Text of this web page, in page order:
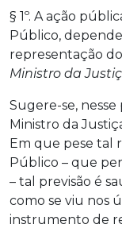
§ 1º. A ação
Público,
representação
Ministro da
Sugere-se,
Ministro da
Em que pese tal
Público – que
– tal previsão é
como se viu nos
instrumento de